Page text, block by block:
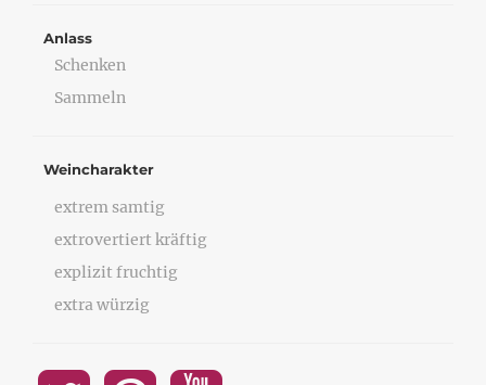
Anlass
Schenken
Sammeln
Weincharakter
extrem samtig
extrovertiert kräftig
explizit fruchtig
extra würzig